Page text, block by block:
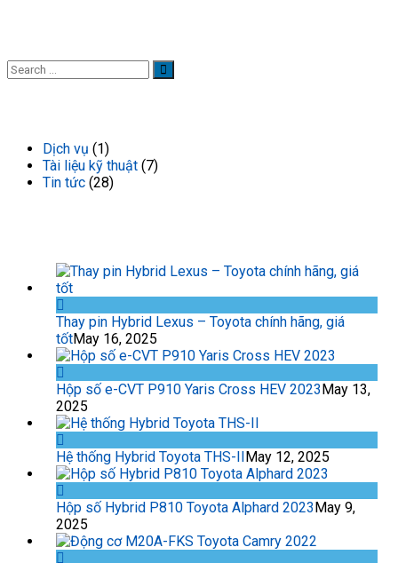
Dịch vụ (1)
Tài liệu kỹ thuật (7)
Tin tức (28)
Thay pin Hybrid Lexus – Toyota chính hãng, giá
tốtMay 16, 2025
Hộp số e-CVT P910 Yaris Cross HEV 2023 May 13,
2025
Hệ thống Hybrid Toyota THS-II May 12, 2025
Hộp số Hybrid P810 Toyota Alphard 2023 May 9,
2025